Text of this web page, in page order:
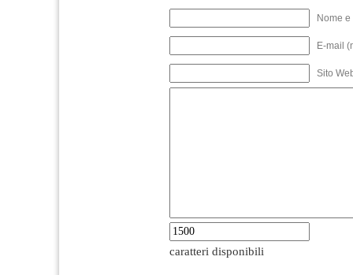
Nome
E-mail
Sito
caratteri disponibili